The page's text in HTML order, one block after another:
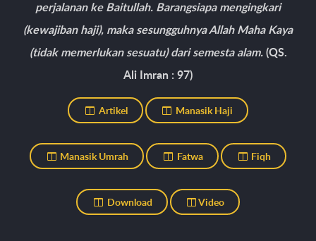
perjalanan ke Baitullah. Barangsiapa mengingkari
(kewajiban haji), maka sesungguhnya Allah Maha Kaya
(tidak memerlukan sesuatu) dari semesta alam.(QS.
Ali Imran : 97)
Artikel Manasik Haji
Manasik Umrah Fatwa Fiqh
Download Video